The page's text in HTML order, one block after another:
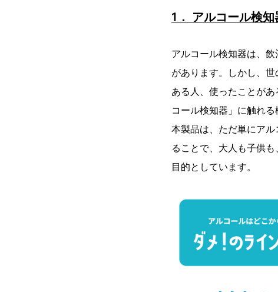
1． アルコール検
アルコール検知器は、
があります。しかし、
ある⼈、使ったことが
コール検知器」に触れる
本製品は、ただ単にア
ることで、⼤⼈も⼦供
⽬的としています。